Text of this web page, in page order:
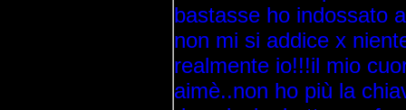
bastasse ho indossato
non mi si addice x
realmente io!!!il mio
aimè..non ho più la